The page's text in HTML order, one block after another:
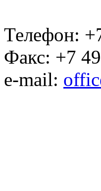
Телефон:
Факс: +7
e-mail: